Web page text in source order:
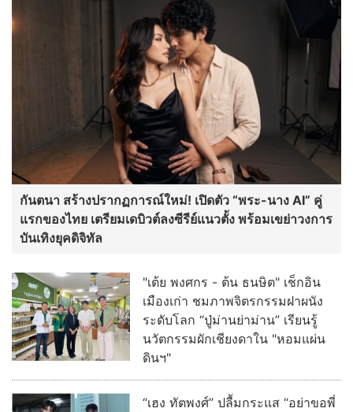
กันตนา สร้างปรากฏการณ์ใหม่! เปิดตัว “พระ-นาง AI” คู่
แรกของไทย เตรียมเดบิวต์ลงซีรีย์แนวตั้ง พร้อมเขย่าวงการ
บันเทิงยุคดิจิทัล
"เต้ย พงศกร - ต้น ธนษิต" เช็กอิน
เมืองเก่า ชมภาพจิตรกรรมฝาผนัง
ระดับโลก “ปู่ม่านย่าม่าน” เรียนรู้
นวัตกรรมผักเชียงดาใน "หอมแผ่น
ดินฯ"
“เฮง ทัตพงศ์” ปลื้มกระแส “อย่าขอพี่